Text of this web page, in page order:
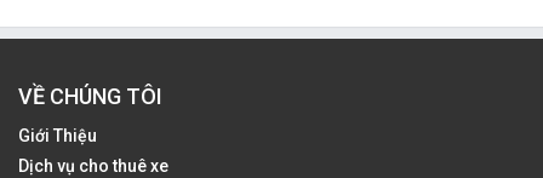
VỀ CHÚNG TÔI
Giới Thiệu
Dịch vụ cho thuê xe